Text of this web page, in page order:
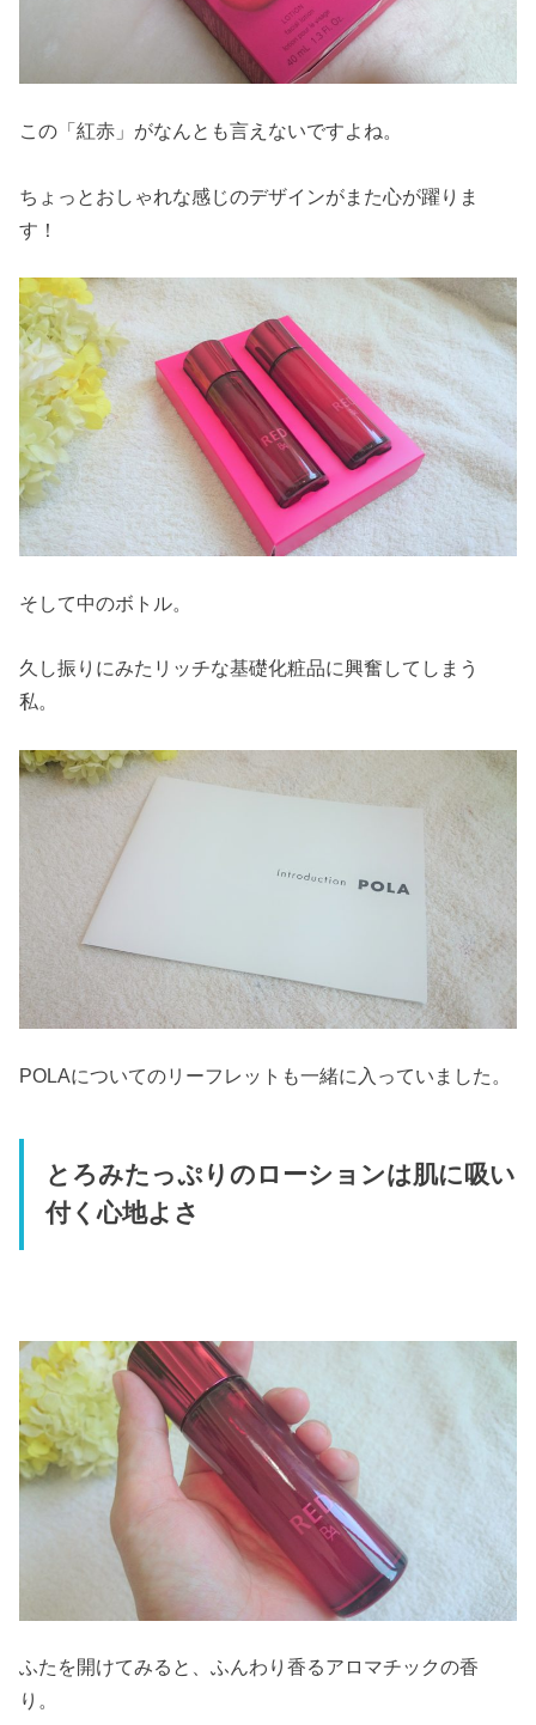
この「紅赤」がなんとも言えないですよね。
ちょっとおしゃれな感じのデザインがまた心が躍りま
す！
そして中のボトル。
久し振りにみたリッチな基礎化粧品に興奮してしまう
私。
POLAについてのリーフレットも一緒に入っていました。
とろみたっぷりのローションは肌に吸い
付く心地よさ
ふたを開けてみると、ふんわり香るアロマチックの香
り。